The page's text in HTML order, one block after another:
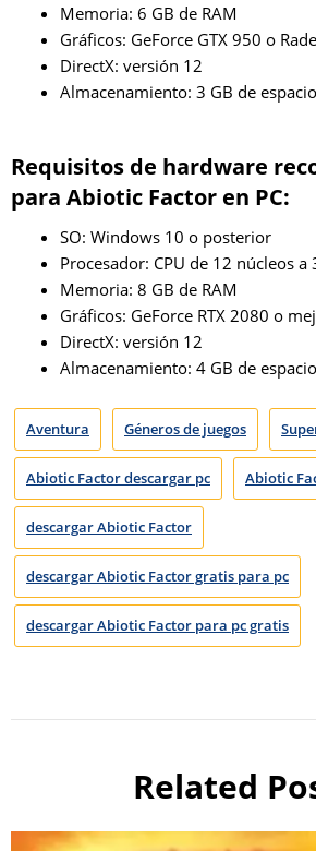
Memoria: 6 GB de RAM
Gráficos: GeForce GTX 950 o
DirectX: versión 12
Almacenamiento: 3 GB de
Requisitos de hardware
para Abiotic Factor en PC:
SO: Windows 10 o posterior
Procesador: CPU de 12 núcleos
Memoria: 8 GB de RAM
Gráficos: GeForce RTX 2080 o
DirectX: versión 12
Almacenamiento: 4 GB de
Aventura Géneros de juegos
Abiotic Factor descargar pc Abiotic
descargar Abiotic Factor
descargar Abiotic Factor gratis para pc
descargar Abiotic Factor para pc gratis
Related